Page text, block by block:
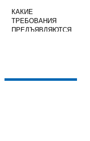
КАКИЕ
ТРЕБОВАНИЯ
ПРЕДЪЯВЛЯЮТСЯ
СОЕДИНЕНИЙ